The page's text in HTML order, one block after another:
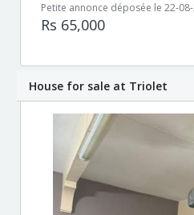
Petite annonce déposée le 22-
Rs 65,000
House for sale at Triolet